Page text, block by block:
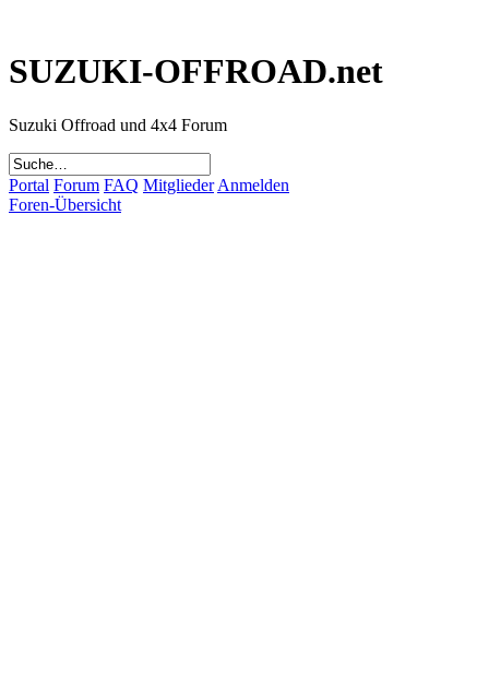
SUZUKI-OFFROAD.net
Suzuki Offroad und 4x4 Forum
Portal Forum FAQ Mitglieder Anmelden
Foren-Übersicht